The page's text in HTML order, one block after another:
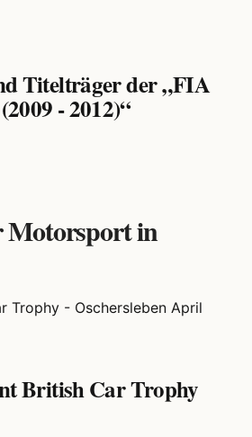
Titelträger der „FIA
- 2012)“
Motorsport in
British Car Trophy